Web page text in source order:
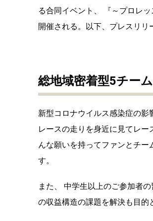
る合同イベント、 『～プロレ
開催される。以下、プレスリリ
総地域密着型5チー
新型コロナウイルス感染症の
レースの走りを身近に見てレー
んな願いを持ってファンとチー
す。
また、 中学生以上のご参加者
の収益構造の課題を解決も目的